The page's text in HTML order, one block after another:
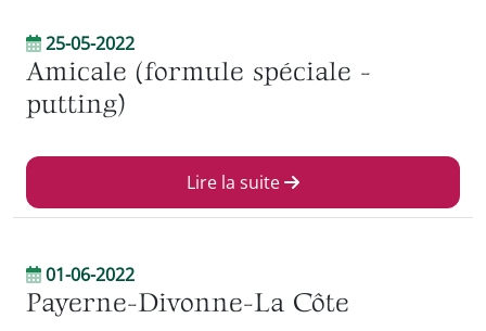
25-05-2022
Amicale (formule spéciale -
putting)
Lire la suite
01-06-2022
Payerne-Divonne-La Côte